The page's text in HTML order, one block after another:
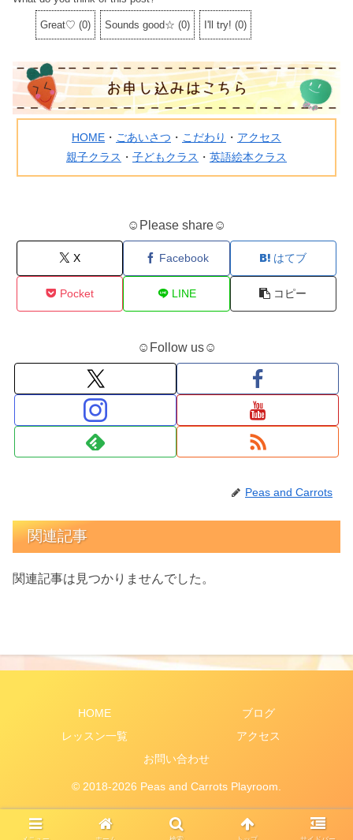
Great♡ (0) Sounds good☆ (0) I'll try! (0)
HOME ・ ごあいさつ ・ こだわり ・ アクセス
親子クラス ・ 子どもクラス ・ 英語絵本クラス
☺Please share☺
X Facebook はてブ
Pocket LINE コピー
☺Follow us☺
Peas and Carrots
関連記事
関連記事は見つかりませんでした。
HOME
ブログ
レッスン一覧
アクセス
お問い合わせ
© 2018-2026 Peas and Carrots Playroom.